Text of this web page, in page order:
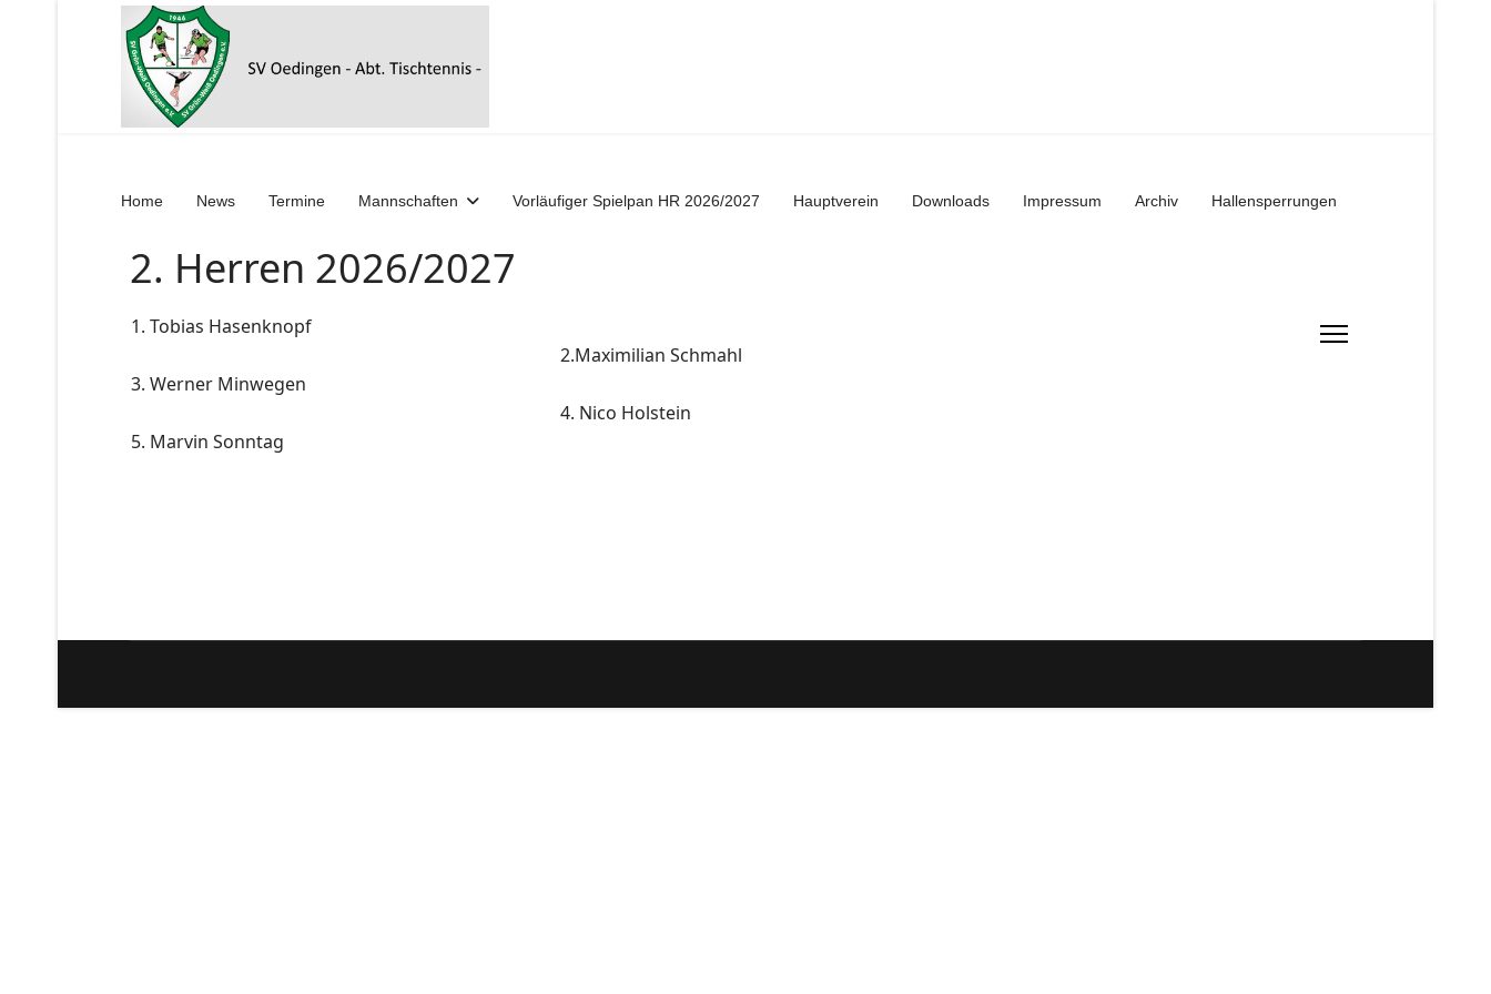
Home News Termine Mannschaften Vorläufiger Spielpan HR 2026/2027 Hauptverein Downloads Impressum Archiv Hallensperrungen
2. Herren 2026/2027
1. Tobias Hasenknopf
2.Maximilian Schmahl
3. Werner Minwegen
4. Nico Holstein
5. Marvin Sonntag